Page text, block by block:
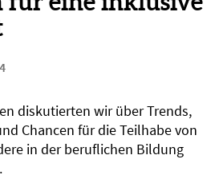
diskutierten wir über Trends,
Chancen für die Teilhabe von
in der beruflichen Bildung